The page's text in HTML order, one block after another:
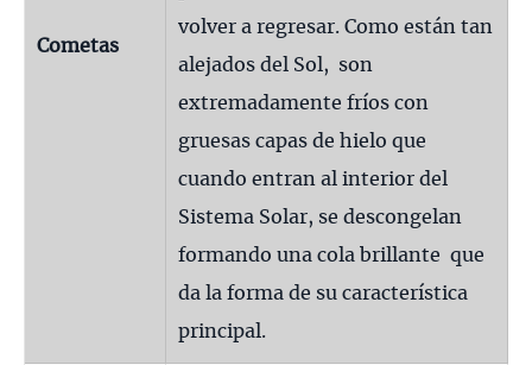
Cometas
volver a regresar. Como están tan
alejados del Sol, son
extremadamente fríos con
gruesas capas de hielo que
cuando entran al interior del
Sistema Solar, se descongelan
formando una cola brillante que
da la forma de su característica
principal.